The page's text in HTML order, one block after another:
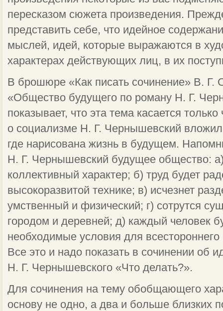
пересказом сюжета произведения.
представить себе, что идейное
мыслей, идей, которые выражаются в
характерах действующих лиц, в их
В брошюре «Как писать сочинение» В. Г.
«Общество будущего по роману Н. Г.
показывает, что эта тема касается
о социализме Н. Г. Чернышевский
где нарисована жизнь в будущем.
Н. Г. Чернышевский будущее общество:
коллективный характер; б) труд будет
высокоразвитой технике; в) исчезнет
умственный и физический; г) сотрутся
городом и деревней; д) каждый человек
необходимые условия для всестороннего
Все это и надо показать в сочинении об
Н. Г. Чернышевского «Что делать?».
Для сочинения на тему обобщающего
основу не одно, а два и больше близких